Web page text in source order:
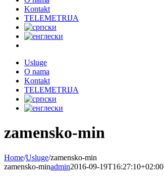
Kontakt
TELEMETRIJA
Usluge
O nama
Kontakt
TELEMETRIJA
zamensko-min
Home/Usluge/zamensko-min
zamensko-minadmin2016-09-19T16:27:10+02:00